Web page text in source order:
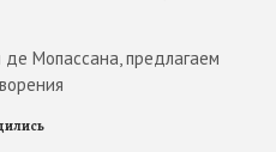
де Мопассана, предлагаем